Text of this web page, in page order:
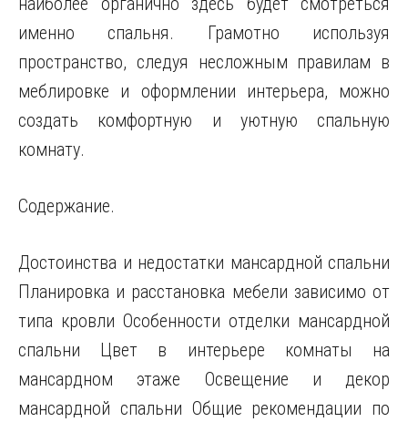
именно спальня. Грамотно используя
пространство, следуя несложным правилам в
меблировке и оформлении интерьера, можно
создать комфортную и уютную спальную
комнату.
Содержание.
Достоинства и недостатки мансардной спальни
Планировка и расстановка мебели зависимо от
типа кровли Особенности отделки мансардной
спальни Цвет в интерьере комнаты на
мансардном этаже Освещение и декор
мансардной спальни Общие рекомендации по